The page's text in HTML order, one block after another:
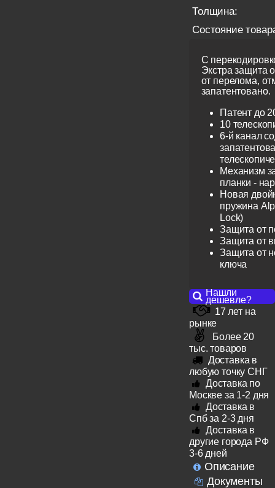
Толщина:
Состояние
С
Экстра защита
от перелома,
запатентовано.
Патент до
10
6-й канал
Механизм
планки -
Новая
пружина
Lock)
Защита от
Защита от
Защита от
ключа
Нашли
дешевле?
17 лет на
рынке
Более 20
тыс. товаров
Доставка в
любую точку СНГ
Доставка по
Москве за 1-2 дня
Доставка в
Спб за 2-3 дня
Доставка в
другие города РФ
3-6 дней
Описание
Документы